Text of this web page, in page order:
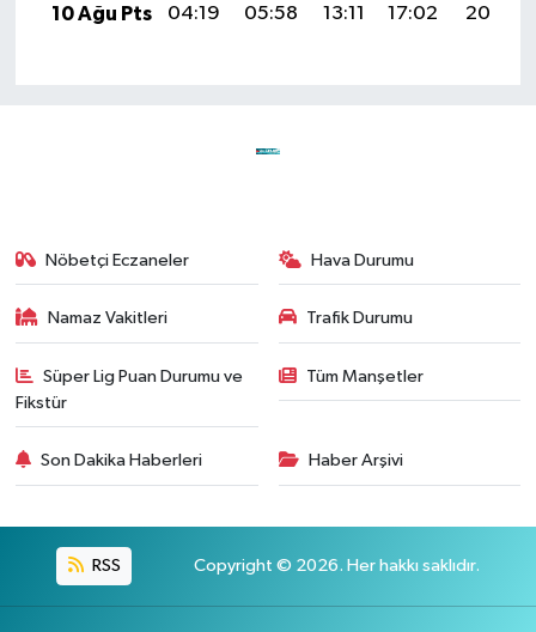
10 Ağu Pts
04:19 05:58 13:11 17:02 20:13
Nöbetçi Eczaneler Hava Durumu
Namaz Vakitleri Trafik Durumu
Süper Lig Puan Durumu ve
Fikstür
Tüm Manşetler
Son Dakika Haberleri Haber Arşivi
RSS Copyright © 2026. Her hakkı saklıdır.